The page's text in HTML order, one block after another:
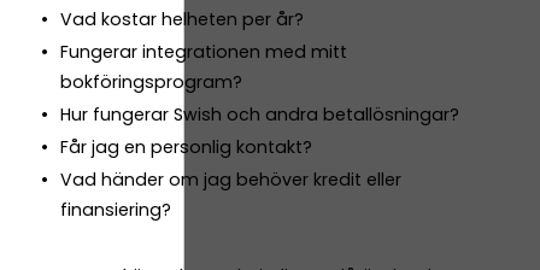
Vad kostar helheten per år?
Fungerar integrationen med mitt
bokföringsprogram?
Hur fungerar Swish och andra betallösningar?
Får jag en personlig kontakt?
Vad händer om jag behöver kredit eller
finansiering?